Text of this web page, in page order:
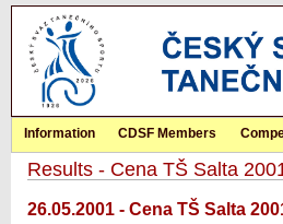
Information CDSF Members
Results - Cena TŠ Salta
26.05.2001 - Cena TŠ Salta